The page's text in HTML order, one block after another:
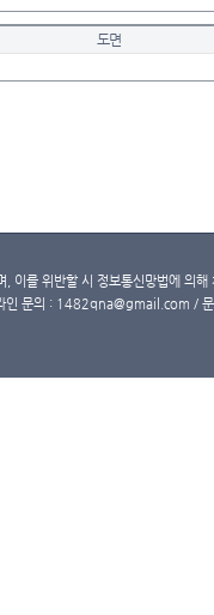
도면
이를 위반할 시 정보통신망법에 의
인 문의 : 1482qna@gmail.com /